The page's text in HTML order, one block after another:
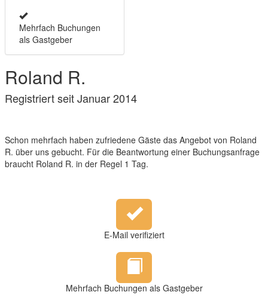
Mehrfach Buchungen
als Gastgeber
Roland R.
Registriert seit Januar 2014
Schon mehrfach haben zufriedene Gäste das Angebot von Roland
R. über uns gebucht. Für die Beantwortung einer Buchungsanfrage
braucht Roland R. in der Regel 1 Tag.
E-Mail verifiziert
Mehrfach Buchungen als Gastgeber